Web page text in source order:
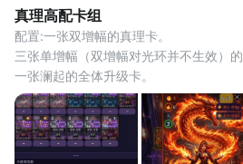
真理高配卡组
配置:一张双增幅的真理卡。
三张单增幅（双增幅对光环并不生效）
一张澜起的全体升级卡。
两张打捞一张引渡（打捞需要个升级）
三张零费的抽卡（最好是双抽卡3）
十张强覆+充能
玩法。起手有打捞墓地和0费抽卡就行。